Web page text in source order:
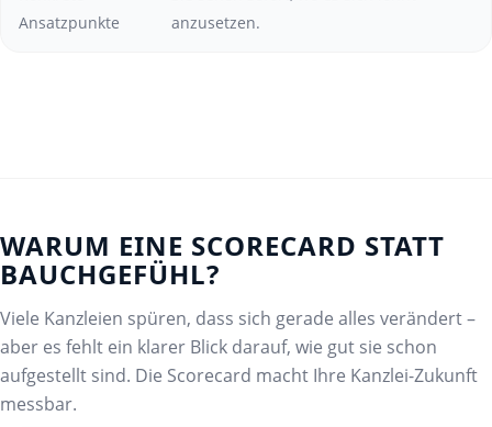
Ansatzpunkte
anzusetzen.
WARUM EINE SCORECARD STATT
BAUCHGEFÜHL?
Viele Kanzleien spüren, dass sich gerade alles verändert –
aber es fehlt ein klarer Blick darauf, wie gut sie schon
aufgestellt sind. Die Scorecard macht Ihre Kanzlei-Zukunft
messbar.